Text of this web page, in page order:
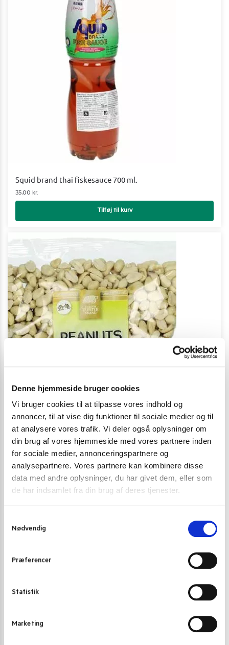
Denne hjemmeside bruger cookies
Vi bruger cookies til at tilpasse vores indhold og
annoncer, til at vise dig funktioner til sociale medier og til
at analysere vores trafik. Vi deler også oplysninger om
din brug af vores hjemmeside med vores partnere inden
for sociale medier, annonceringspartnere og
analysepartnere. Vores partnere kan kombinere disse
data med andre oplysninger, du har givet dem, eller som
de har indsamlet fra din brug af deres tjenester.
Nødvendig
Præferencer
Statistik
Marketing
Squid brand thai fiskesauce 700 ml.
35,00 kr.
Tilføj til kurv
Golden Turtle Peanuts 500 g.
42,00
Tilføj til kurv